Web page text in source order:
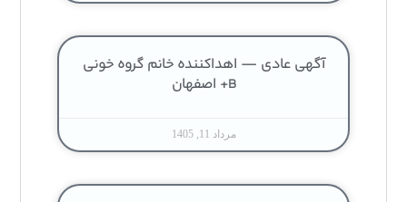
آگهی عادی — اهداکننده خانم گروه خونی
B+ اصفهان
مرداد 11, 1405